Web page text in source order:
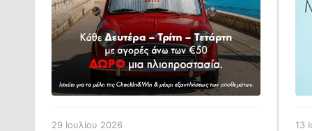
29 Ιουλίου 2026 13